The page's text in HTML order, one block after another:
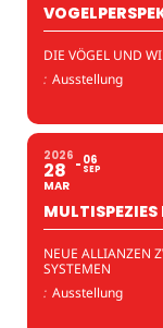
DIE VÖGEL UND
: Ausstellung
2026
28
MAR
06
SEP
NEUE ALLIANZEN
SYSTEMEN
: Ausstellung